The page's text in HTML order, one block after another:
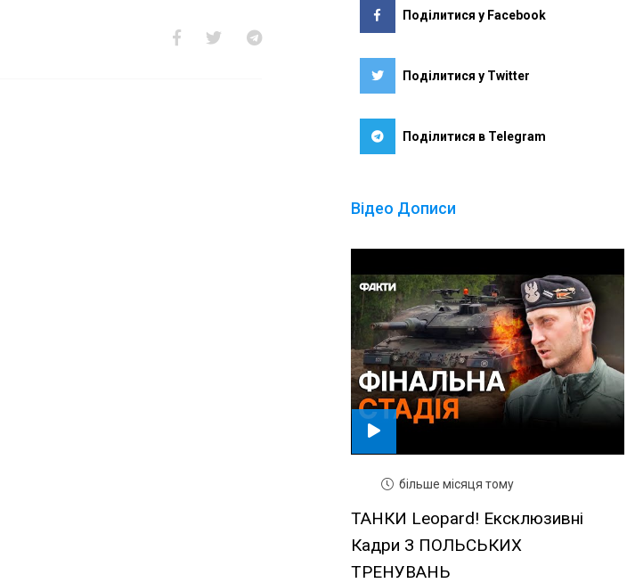
Поділитися у Facebook
Поділитися у Twitter
Поділитися в Telegram
Відео Дописи
більше місяця тому
ТАНКИ Leopard! Ексклюзивні
Кадри З ПОЛЬСЬКИХ
ТРЕНУВАНЬ